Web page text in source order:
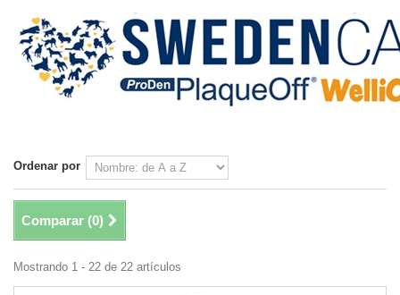
Ordenar por
Comparar (0)
Mostrando 1 - 22 de 22 artículos